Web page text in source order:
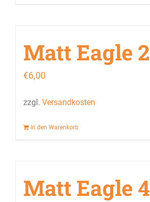
Matt Eagle 2
€6,00
zzgl. Versandkosten
In den Warenkorb
Matt Eagle 4